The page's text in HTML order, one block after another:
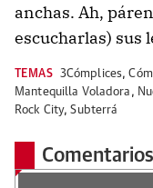
anchas. Ah,
escucharlas) sus
TEMAS 3Cómplices,
Mantequilla Voladora ,
Rock City,Subterrá
Comentarios